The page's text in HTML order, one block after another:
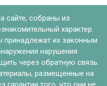
сайте, собраны из
характер.
принадлежат их законным
нарушения
через обратную связь.
размещенные на